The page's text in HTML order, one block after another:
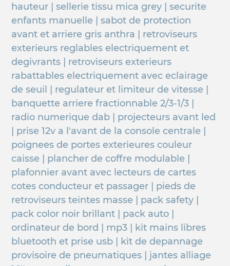
hauteur | sellerie tissu mica grey | securite
enfants manuelle | sabot de protection
avant et arriere gris anthra | retroviseurs
exterieurs reglables electriquement et
degivrants | retroviseurs exterieurs
rabattables electriquement avec eclairage
de seuil | regulateur et limiteur de vitesse |
banquette arriere fractionnable 2/3-1/3 |
radio numerique dab | projecteurs avant led
| prise 12v a l'avant de la console centrale |
poignees de portes exterieures couleur
caisse | plancher de coffre modulable |
plafonnier avant avec lecteurs de cartes
cotes conducteur et passager | pieds de
retroviseurs teintes masse | pack safety |
pack color noir brillant | pack auto |
ordinateur de bord | mp3 | kit mains libres
bluetooth et prise usb | kit de depannage
provisoire de pneumatiques | jantes alliage